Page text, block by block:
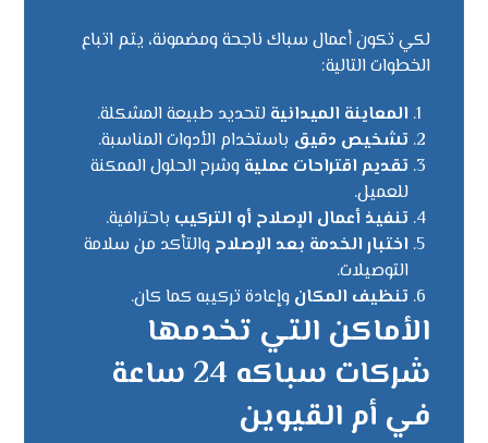
لكي تكون أعمال سباك ناجحة ومضمونة، يتم اتباع
الخطوات التالية:
المعاينة الميدانية لتحديد طبيعة المشكلة.
تشخيص دقيق باستخدام الأدوات المناسبة.
تقديم اقتراحات عملية وشرح الحلول الممكنة
للعميل.
تنفيذ أعمال الإصلاح أو التركيب باحترافية.
اختبار الخدمة بعد الإصلاح والتأكد من سلامة
التوصيلات.
تنظيف المكان وإعادة تركيبه كما كان.
الأماكن التي تخدمها
شركات سباكه 24 ساعة
في أم القيوين